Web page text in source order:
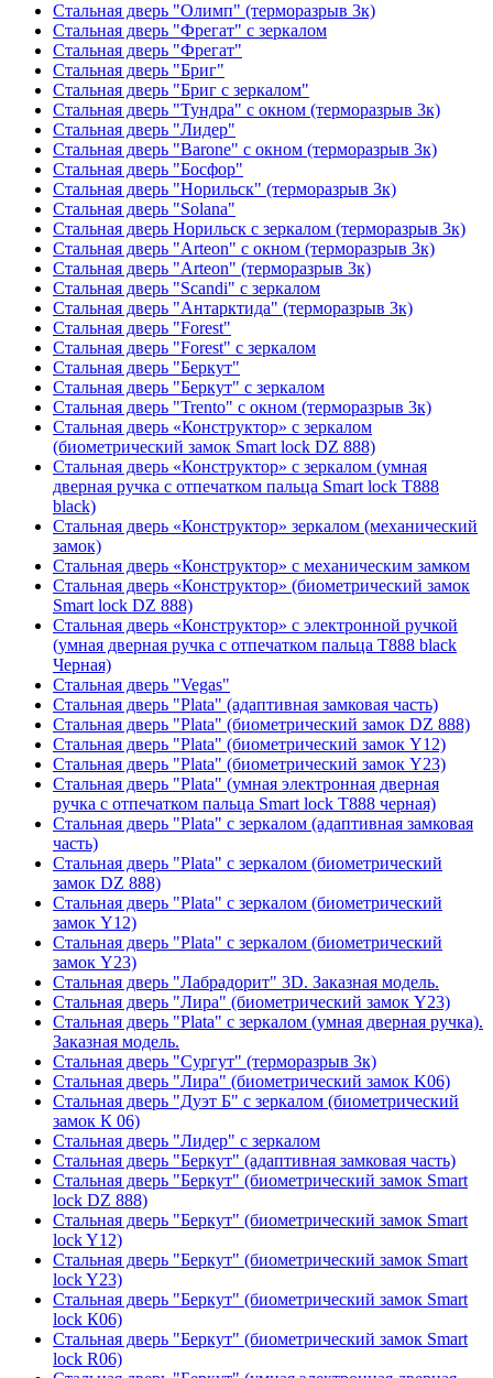
Стальная дверь "Олимп" (терморазрыв 3к)
Стальная дверь "Фрегат" с зеркалом
Стальная дверь "Фрегат"
Стальная дверь "Бриг"
Стальная дверь "Бриг с зеркалом"
Стальная дверь "Тундра" с окном (терморазрыв 3к)
Стальная дверь "Лидер"
Стальная дверь "Barone" с окном (терморазрыв 3к)
Стальная дверь "Босфор"
Стальная дверь "Норильск" (терморазрыв 3к)
Стальная дверь "Solana"
Стальная дверь Норильск с зеркалом (терморазрыв 3к)
Стальная дверь "Arteon" с окном (терморазрыв 3к)
Стальная дверь "Arteon" (терморазрыв 3к)
Стальная дверь "Scandi" с зеркалом
Стальная дверь "Антарктида" (терморазрыв 3к)
Стальная дверь "Forest"
Стальная дверь "Forest" с зеркалом
Стальная дверь "Беркут"
Стальная дверь "Беркут" с зеркалом
Стальная дверь "Trento" с окном (терморазрыв 3к)
Стальная дверь «Конструктор» с зеркалом
(биометрический замок Smart lock DZ 888)
Стальная дверь «Конструктор» с зеркалом (умная
дверная ручка с отпечатком пальца Smart lock T888
black)
Стальная дверь «Конструктор» зеркалом (механический
замок)
Стальная дверь «Конструктор» с механическим замком
Стальная дверь «Конструктор» (биометрический замок
Smart lock DZ 888)
Стальная дверь «Конструктор» с электронной ручкой
(умная дверная ручка с отпечатком пальца T888 black
Черная)
Стальная дверь "Vegas"
Стальная дверь "Plata" (адаптивная замковая часть)
Стальная дверь "Plata" (биометрический замок DZ 888)
Стальная дверь "Plata" (биометрический замок Y12)
Стальная дверь "Plata" (биометрический замок Y23)
Стальная дверь "Plata" (умная электронная дверная
ручка с отпечатком пальца Smart lock T888 черная)
Стальная дверь "Plata" с зеркалом (адаптивная замковая
часть)
Стальная дверь "Plata" с зеркалом (биометрический
замок DZ 888)
Стальная дверь "Plata" с зеркалом (биометрический
замок Y12)
Стальная дверь "Plata" с зеркалом (биометрический
замок Y23)
Стальная дверь "Лабрадорит" 3D. Заказная модель.
Стальная дверь "Лира" (биометрический замок Y23)
Стальная дверь "Plata" с зеркалом (умная дверная ручка).
Заказная модель.
Стальная дверь "Сургут" (терморазрыв 3к)
Стальная дверь "Лира" (биометрический замок K06)
Стальная дверь "Дуэт Б" с зеркалом (биометрический
замок К 06)
Стальная дверь "Лидер" с зеркалом
Стальная дверь "Беркут" (адаптивная замковая часть)
Стальная дверь "Беркут" (биометрический замок Smart
lock DZ 888)
Стальная дверь "Беркут" (биометрический замок Smart
lock Y12)
Стальная дверь "Беркут" (биометрический замок Smart
lock Y23)
Стальная дверь "Беркут" (биометрический замок Smart
lock К06)
Стальная дверь "Беркут" (биометрический замок Smart
lock R06)